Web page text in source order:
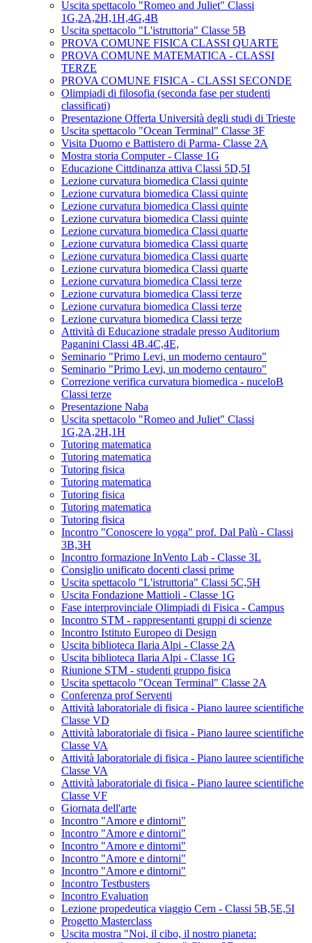
Uscita spettacolo "Romeo and Juliet" Classi
1G,2A,2H,1H,4G,4B
Uscita spettacolo "L'istruttoria" Classe 5B
PROVA COMUNE FISICA CLASSI QUARTE
PROVA COMUNE MATEMATICA - CLASSI
TERZE
PROVA COMUNE FISICA - CLASSI SECONDE
Olimpiadi di filosofia (seconda fase per studenti
classificati)
Presentazione Offerta Università degli studi di Trieste
Uscita spettacolo "Ocean Terminal" Classe 3F
Visita Duomo e Battistero di Parma- Classe 2A
Mostra storia Computer - Classe 1G
Educazione Cittdinanza attiva Classi 5D,5I
Lezione curvatura biomedica Classi quinte
Lezione curvatura biomedica Classi quinte
Lezione curvatura biomedica Classi quinte
Lezione curvatura biomedica Classi quinte
Lezione curvatura biomedica Classi quarte
Lezione curvatura biomedica Classi quarte
Lezione curvatura biomedica Classi quarte
Lezione curvatura biomedica Classi quarte
Lezione curvatura biomedica Classi terze
Lezione curvatura biomedica Classi terze
Lezione curvatura biomedica Classi terze
Lezione curvatura biomedica Classi terze
Attività di Educazione stradale presso Auditorium
Paganini Classi 4B.4C,4E,
Seminario "Primo Levi, un moderno centauro"
Seminario "Primo Levi, un moderno centauro"
Correzione verifica curvatura biomedica - nuceloB
Classi terze
Presentazione Naba
Uscita spettacolo "Romeo and Juliet" Classi
1G,2A,2H,1H
Tutoring matematica
Tutoring matematica
Tutoring fisica
Tutoring matematica
Tutoring fisica
Tutoring matematica
Tutoring fisica
Incontro "Conoscere lo yoga" prof. Dal Palù - Classi
3B,3H
Incontro formazione InVento Lab - Classe 3L
Consiglio unificato docenti classi prime
Uscita spettacolo "L'istruttoria" Classi 5C,5H
Uscita Fondazione Mattioli - Classe 1G
Fase interprovinciale Olimpiadi di Fisica - Campus
Incontro STM - rappresentanti gruppi di scienze
Incontro Istituto Europeo di Design
Uscita biblioteca Ilaria Alpi - Classe 2A
Uscita biblioteca Ilaria Alpi - Classe 1G
Riunione STM - studenti gruppo fisica
Uscita spettacolo "Ocean Terminal" Classe 2A
Conferenza prof Serventi
Attività laboratoriale di fisica - Piano lauree scientifiche
Classe VD
Attività laboratoriale di fisica - Piano lauree scientifiche
Classe VA
Attività laboratoriale di fisica - Piano lauree scientifiche
Classe VA
Attività laboratoriale di fisica - Piano lauree scientifiche
Classe VF
Giornata dell'arte
Incontro "Amore e dintorni"
Incontro "Amore e dintorni"
Incontro "Amore e dintorni"
Incontro "Amore e dintorni"
Incontro "Amore e dintorni"
Incontro Testbusters
Incontro Evaluation
Lezione propedeutica viaggio Cern - Classi 5B,5E,5I
Progetto Masterclass
Uscita mostra "Noi, il cibo, il nostro pianeta: